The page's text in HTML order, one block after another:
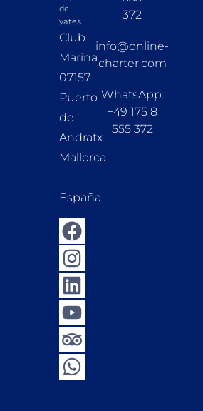
de
yates
Club
Marina
07157
Puerto
de
Andratx
Mallorca
–
España
372
info@online-
charter.com
WhatsApp:
+49 175 8
555 372